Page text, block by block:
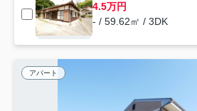
4.5万円
- / 59.62㎡ / 3DK
アパート